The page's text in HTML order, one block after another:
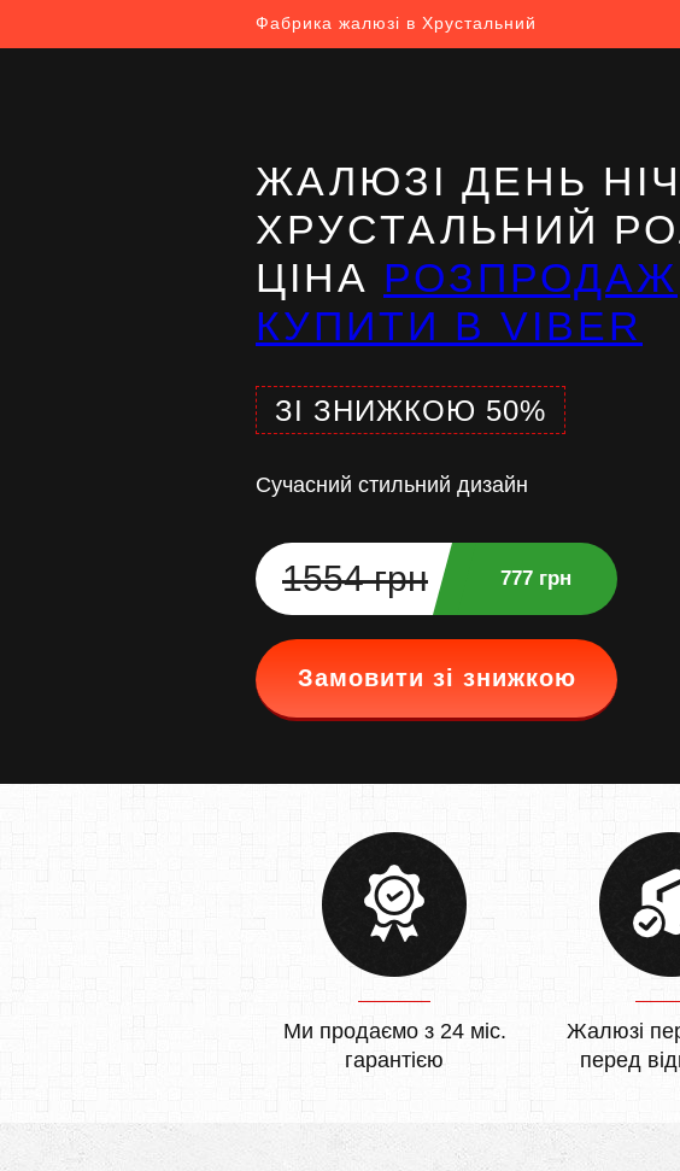
Фабрика жалюзі в Хрустальний
ЖАЛЮЗІ ДЕНЬ НІЧ
ХРУСТАЛЬНИЙ
ЦІНА РОЗПРОДАЖ
КУПИТИ В VIBER
ЗІ ЗНИЖКОЮ 50%
Сучасний стильний дизайн
1554 грн 777 грн
Замовити зі знижкою
Ми продаємо з 24 міс.
гарантією
Жалюзі
перед